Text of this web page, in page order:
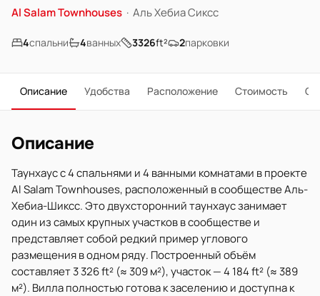
Al Salam Townhouses · Аль Хебиа Сиксс
4спальни 4ванных 3326ft² 2парковки
Описание Удобства Расположение Стоимость О
Описание
Таунхаус с 4 спальнями и 4 ванными комнатами в проекте
Al Salam Townhouses, расположенный в сообществе Аль-
Хебиа-Шиксс. Это двухсторонний таунхаус занимает
один из самых крупных участков в сообществе и
представляет собой редкий пример углового
размещения в одном ряду. Построенный объём
составляет 3 326 ft² (≈ 309 м²), участок — 4 184 ft² (≈ 389
м²). Вилла полностью готова к заселению и доступна к